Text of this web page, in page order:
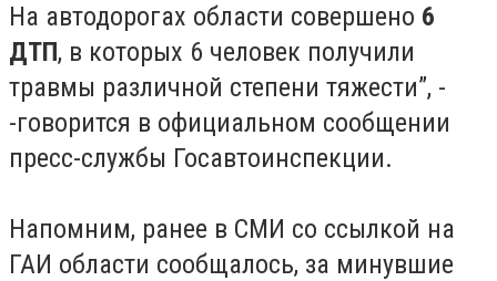
На автодорогах области совершено 6
ДТП, в которых 6 человек получили
травмы различной степени тяжести”, -
-говорится в официальном сообщении
пресс-службы Госавтоинспекции.
Напомним, ранее в СМИ со ссылкой на
ГАИ области сообщалось, за минувшие